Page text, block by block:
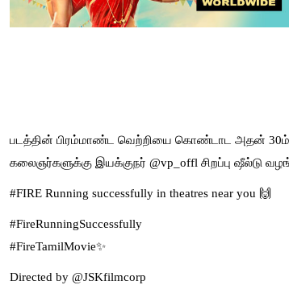
படத்தின் பிரம்மாண்ட வெற்றியை கொண்டாட அதன் 30ம்
கலைஞர்களுக்கு இயக்குநர் @vp_offl சிறப்பு ஷீல்டு
#FIRE Running successfully in theatres near you 🙌
#FireRunningSuccessfully
#FireTamilMovie✨
Directed by @JSKfilmcorp